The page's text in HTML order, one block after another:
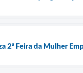
2ª Feira da Mulher